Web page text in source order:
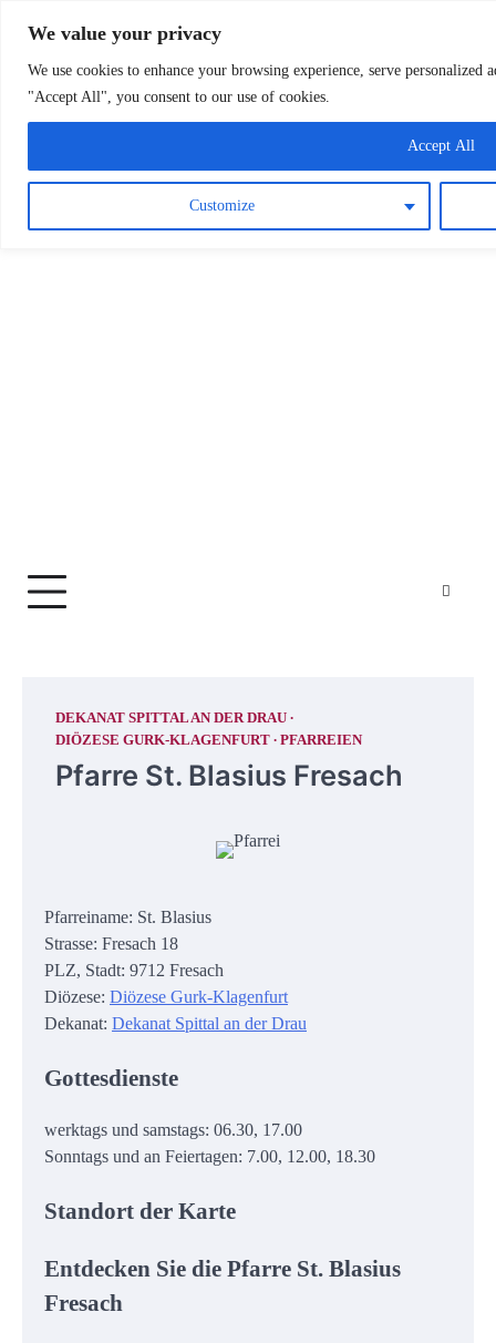
We value your privacy
We use cookies to enhance your browsing experience, serve
"Accept All", you consent to our use of cookies.
Customize
Accept All
content
Osterreichische Pfarreie
DEKANAT SPITTAL AN DER DRAU
DIÖZESE GURK-KLAGENFURT
PFARREIEN
Pfarre St. Blasius Fresach
Pfarreiname: St. Blasius
Strasse: Fresach 18
PLZ, Stadt: 9712 Fresach
Diözese: Diözese Gurk-Klagenfurt
Dekanat: Dekanat Spittal an der Drau
Gottesdienste
werktags und samstags: 06.30, 17.00
Sonntags und an Feiertagen: 7.00, 12.00, 18.30
Standort der Karte
Entdecken Sie die Pfarre St. Blasius
Fresach